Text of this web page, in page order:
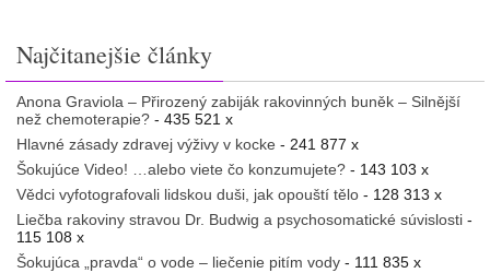
Najčitanejšie články
Anona Graviola – Přirozený zabiják rakovinných buněk – Silnější
než chemoterapie? - 435 521 x
Hlavné zásady zdravej výživy v kocke - 241 877 x
Šokujúce Video! …alebo viete čo konzumujete? - 143 103 x
Vědci vyfotografovali lidskou duši, jak opouští tělo - 128 313 x
Liečba rakoviny stravou Dr. Budwig a psychosomatické súvislosti -
115 108 x
Šokujúca „pravda“ o vode – liečenie pitím vody - 111 835 x